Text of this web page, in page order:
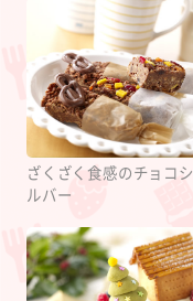
ざくざく食感のチョコ
ルバー